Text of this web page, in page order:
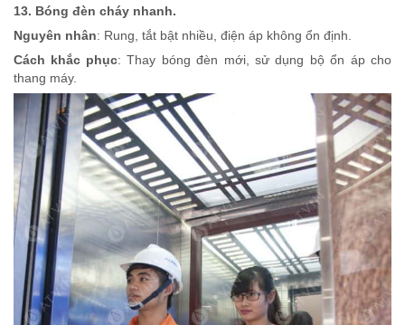
13. Bóng đèn cháy nhanh.
Nguyên nhân: Rung, tắt bật nhiều, điện áp không ổn định.
Cách khắc phục: Thay bóng đèn mới, sử dụng bộ ổn áp cho
thang máy.